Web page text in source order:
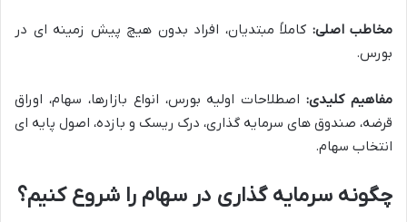
مخاطب اصلی: کاملاً مبتدیان، افراد بدون هیچ پیش زمینه ای در
بورس.
مفاهیم کلیدی:اصطلاحات اولیه بورس، انواع بازارها، سهام، اوراق
قرضه، صندوق های سرمایه گذاری، درک ریسک و بازده، اصول پایه ای
انتخاب سهام.
چگونه سرمایه گذاری در سهام را شروع کنیم؟